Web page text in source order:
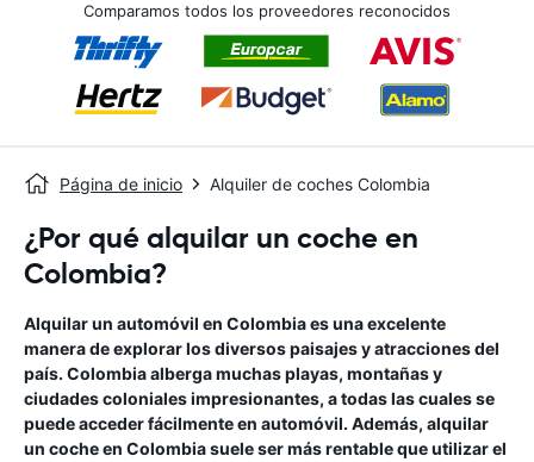
Comparamos todos los proveedores reconocidos
Página de inicio Alquiler de coches Colombia
¿Por qué alquilar un coche en
Colombia?
Alquilar un automóvil en Colombia es una excelente
manera de explorar los diversos paisajes y atracciones del
país. Colombia alberga muchas playas, montañas y
ciudades coloniales impresionantes, a todas las cuales se
puede acceder fácilmente en automóvil. Además, alquilar
un coche en Colombia suele ser más rentable que utilizar el